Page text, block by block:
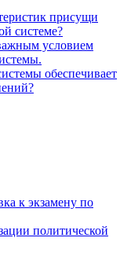
присущи
системе?
условием
обеспечивает
к экзамену по
политической